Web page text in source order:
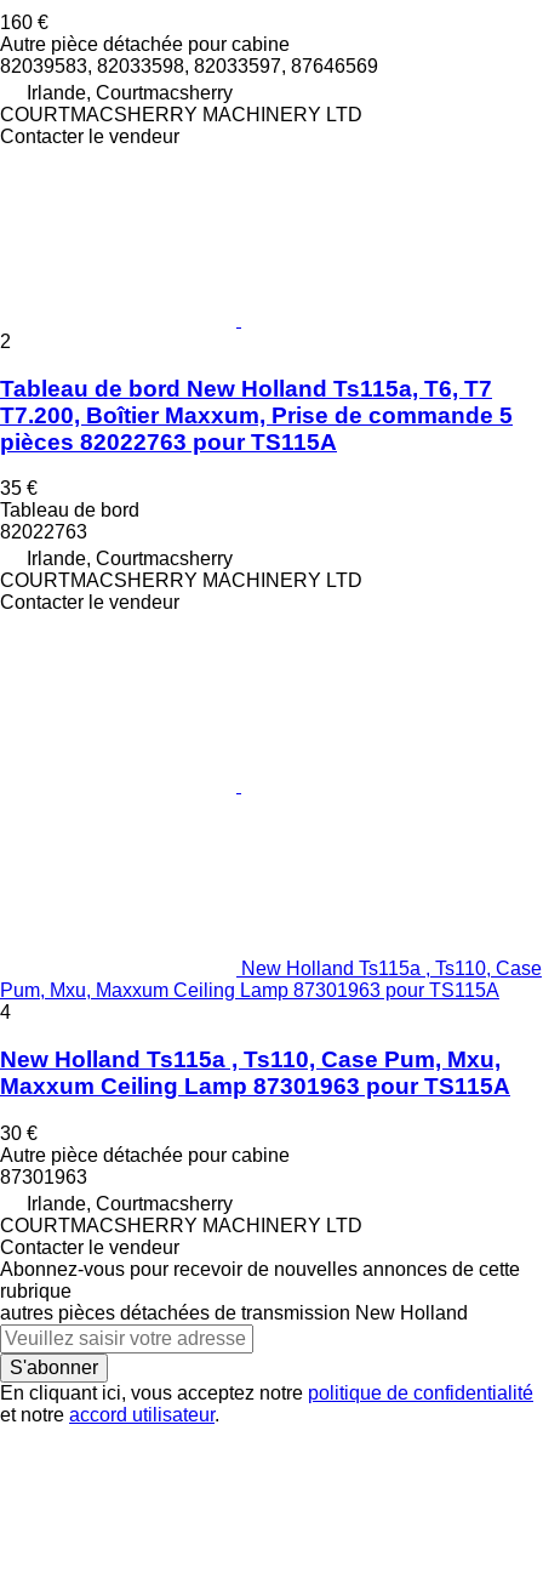
160 €
Autre pièce détachée pour cabine
82039583, 82033598, 82033597, 87646569
Irlande, Courtmacsherry
COURTMACSHERRY MACHINERY LTD
Contacter le vendeur
2
Tableau de bord New Holland Ts115a, T6, T7
T7.200, Boîtier Maxxum, Prise de commande 5
pièces 82022763 pour TS115A
35 €
Tableau de bord
82022763
Irlande, Courtmacsherry
COURTMACSHERRY MACHINERY LTD
Contacter le vendeur
New Holland Ts115a , Ts110, Case
Pum, Mxu, Maxxum Ceiling Lamp 87301963 pour TS115A
4
New Holland Ts115a , Ts110, Case Pum, Mxu,
Maxxum Ceiling Lamp 87301963 pour TS115A
30 €
Autre pièce détachée pour cabine
87301963
Irlande, Courtmacsherry
COURTMACSHERRY MACHINERY LTD
Contacter le vendeur
Abonnez-vous pour recevoir de nouvelles annonces de cette
rubrique
autres pièces détachées de transmission New Holland
S'abonner
En cliquant ici, vous acceptez notre politique de confidentialité
et notre accord utilisateur.